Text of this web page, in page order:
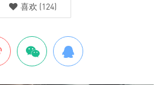
喜欢 (124)